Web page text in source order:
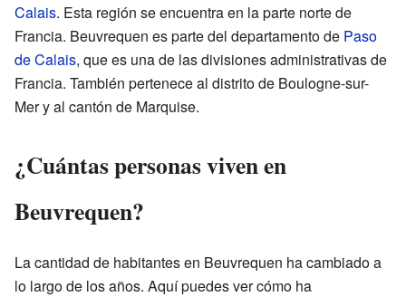
Calais. Esta región se encuentra en la parte norte de
Francia. Beuvrequen es parte del departamento de Paso
de Calais, que es una de las divisiones administrativas de
Francia. También pertenece al distrito de Boulogne-sur-
Mer y al cantón de Marquise.
¿Cuántas personas viven en
Beuvrequen?
La cantidad de habitantes en Beuvrequen ha cambiado a
lo largo de los años. Aquí puedes ver cómo ha